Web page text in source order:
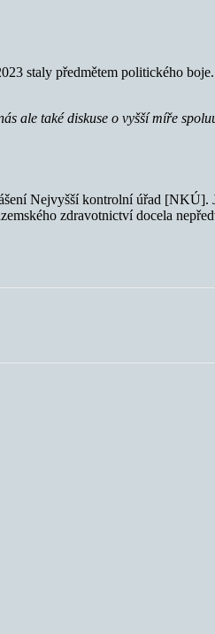
staly předmětem politického
ale také diskuse o vyšší míře
Nejvyšší kontrolní úřad [NKÚ].
zdravotnictví docela